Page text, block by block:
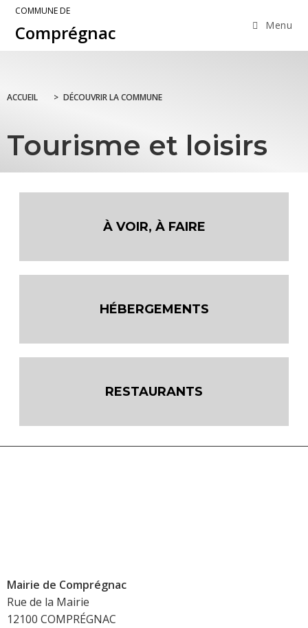
COMMUNE DE
Comprégnac Menu
ACCUEIL > DÉCOUVRIR LA COMMUNE
Tourisme et loisirs
À VOIR, À FAIRE
HÉBERGEMENTS
RESTAURANTS
Mairie de Comprégnac
Rue de la Mairie
12100 COMPRÉGNAC